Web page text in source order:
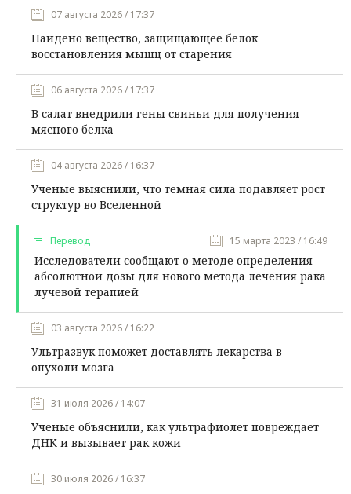
07 августа 2026 / 17:37
Найдено вещество, защищающее белок
восстановления мышц от старения
06 августа 2026 / 17:37
В салат внедрили гены свиньи для получения
мясного белка
04 августа 2026 / 16:37
Ученые выяснили, что темная сила подавляет рост
структур во Вселенной
Перевод 15 марта 2023 / 16:49
Исследователи сообщают о методе определения
абсолютной дозы для нового метода лечения рака
лучевой терапией
03 августа 2026 / 16:22
Ультразвук поможет доставлять лекарства в
опухоли мозга
31 июля 2026 / 14:07
Ученые объяснили, как ультрафиолет повреждает
ДНК и вызывает рак кожи
30 июля 2026 / 16:37